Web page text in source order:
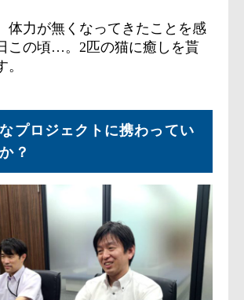
体力が無くなってきたことを感
この頃…。2匹の猫に癒しを貰
プロジェクトに携わってい
？